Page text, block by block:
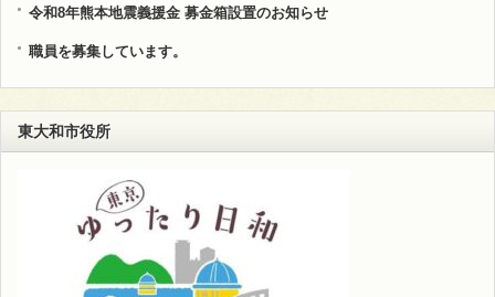
令和8年熊本地震義援金 募金箱設置のお知らせ
職員を募集しています。
東大和市役所